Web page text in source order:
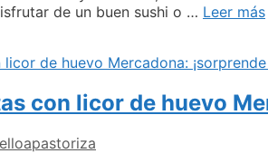
de un buen sushi o … Leer más
con licor de huevo